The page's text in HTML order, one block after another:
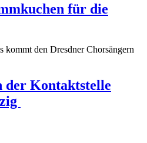
für die
kommt den Dresdner Chorsängern
der Kontaktstelle